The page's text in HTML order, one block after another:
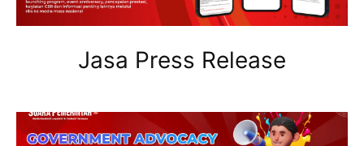
Jasa Press Release